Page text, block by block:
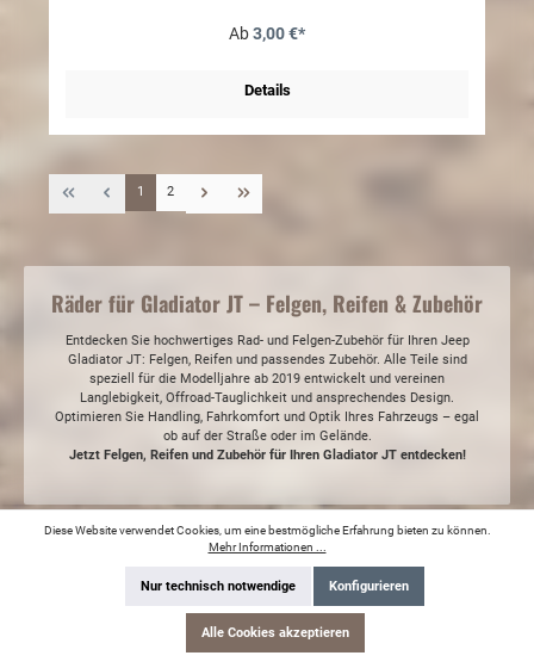
Ab3,00 €*
Details
1 2
Räder für Gladiator JT – Felgen, Reifen & Zubehör
Entdecken Sie hochwertiges Rad- und Felgen-Zubehör für Ihren Jeep
Gladiator JT: Felgen, Reifen und passendes Zubehör. Alle Teile sind
speziell für die Modelljahre ab 2019 entwickelt und vereinen
Langlebigkeit, Offroad-Tauglichkeit und ansprechendes Design.
Optimieren Sie Handling, Fahrkomfort und Optik Ihres Fahrzeugs – egal
ob auf der Straße oder im Gelände.
Jetzt Felgen, Reifen und Zubehör für Ihren Gladiator JT entdecken!
SCHNELLE BEARBEITUNG
SERVICE-HOTLINE
Diese Website verwendet Cookies, um eine bestmögliche Erfahrung bieten zu können.
Mehr Informationen ...
Nur technisch notwendige Konfigurieren
Alle Cookies akzeptieren